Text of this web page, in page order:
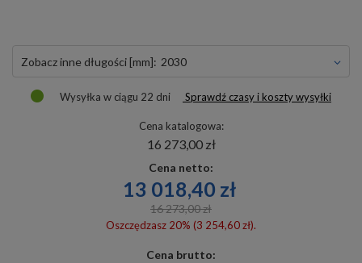
Zobacz inne długości [mm]: 2030
Wysyłka w ciągu 22 dni Sprawdź czasy i koszty wysyłki
Cena katalogowa:
16 273,00 zł
Cena netto:
13 018,40 zł
16 273,00 zł
Oszczędzasz 20% (3 254,60 zł).
Cena brutto: